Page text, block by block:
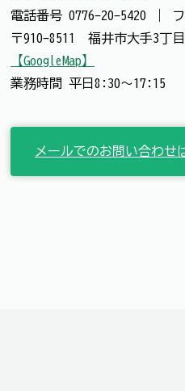
電話番号 0776-20-5420
〒910-8511 福井市大手3丁
【GoogleMap】
業務時間 平日8:30～17:15
メールでのお問い合わせ